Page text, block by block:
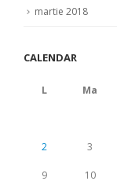
martie 2018
CALENDAR
L Ma
2 3
9 10